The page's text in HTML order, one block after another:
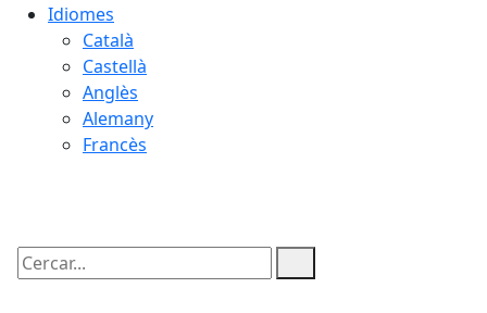
Idiomes
Català
Castellà
Anglès
Alemany
Francès
Cercar: